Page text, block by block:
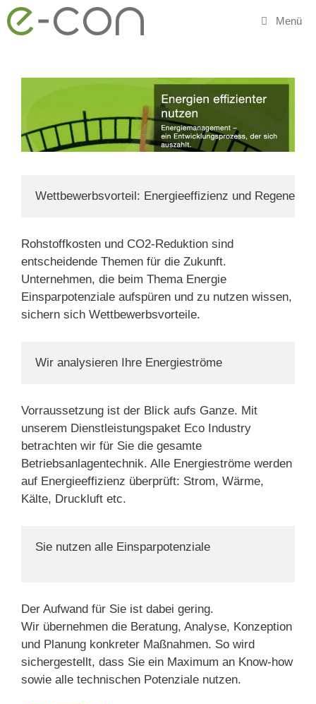
Zum
Inhalt
Menü
Wettbewerbsvorteil: Energieeffizienz und
Rohstoffkosten und CO2-Reduktion sind
entscheidende Themen für die Zukunft.
Unternehmen, die beim Thema Energie
Einsparpotenziale aufspüren und zu nutzen wissen,
sichern sich Wettbewerbsvorteile.
Wir analysieren Ihre Energieströme
Vorraussetzung ist der Blick aufs Ganze. Mit
unserem Dienstleistungspaket Eco Industry
betrachten wir für Sie die gesamte
Betriebsanlagentechnik. Alle Energieströme werden
auf Energieeffizienz überprüft: Strom, Wärme,
Kälte, Druckluft etc.
Sie nutzen alle Einsparpotenziale
Der Aufwand für Sie ist dabei gering.
Wir übernehmen die Beratung, Analyse, Konzeption
und Planung konkreter Maßnahmen. So wird
sichergestellt, dass Sie ein Maximum an Know-how
sowie alle technischen Potenziale nutzen.